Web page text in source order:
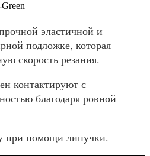
эластичной и
подложке, которая
скорость резания.
контактируют с
благодаря ровной
при помощи липучки.